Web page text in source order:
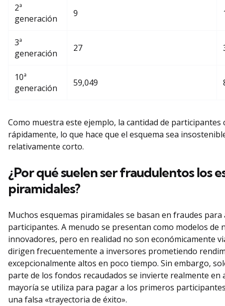
2ª
generación
9
3ª
generación
27
10ª
generación
59,049
Como muestra este ejemplo, la cantidad de participantes
rápidamente, lo que hace que el esquema sea
relativamente corto.
¿Por qué suelen ser fraudulentos los
piramidales?
Muchos esquemas piramidales se basan en fraudes
participantes. A menudo se presentan como modelos de
innovadores, pero en realidad no son económicamente
dirigen frecuentemente a inversores prometiendo
excepcionalmente altos en poco tiempo. Sin embargo,
parte de los fondos recaudados se invierte realmente en
mayoría se utiliza para pagar a los primeros
una falsa «trayectoria de éxito».